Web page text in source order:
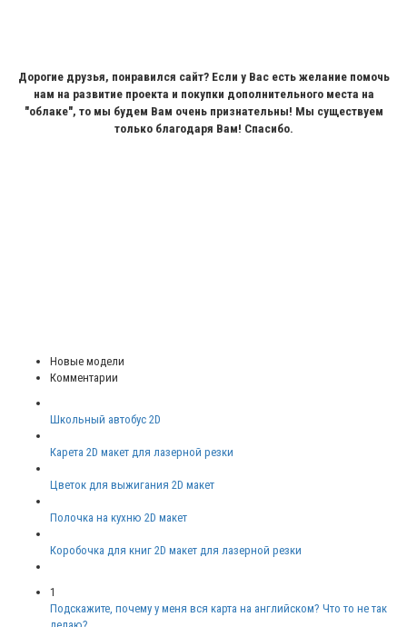
Дорогие друзья, понравился сайт? Если у Вас есть желание помочь
нам на развитие проекта и покупки дополнительного места на
"облаке", то мы будем Вам очень признательны! Мы существуем
только благодаря Вам! Спасибо.
Новые модели
Комментарии
Школьный автобус 2D
Карета 2D макет для лазерной резки
Цветок для выжигания 2D макет
Полочка на кухню 2D макет
Коробочка для книг 2D макет для лазерной резки
1
Подскажите, почему у меня вся карта на английском? Что то не так